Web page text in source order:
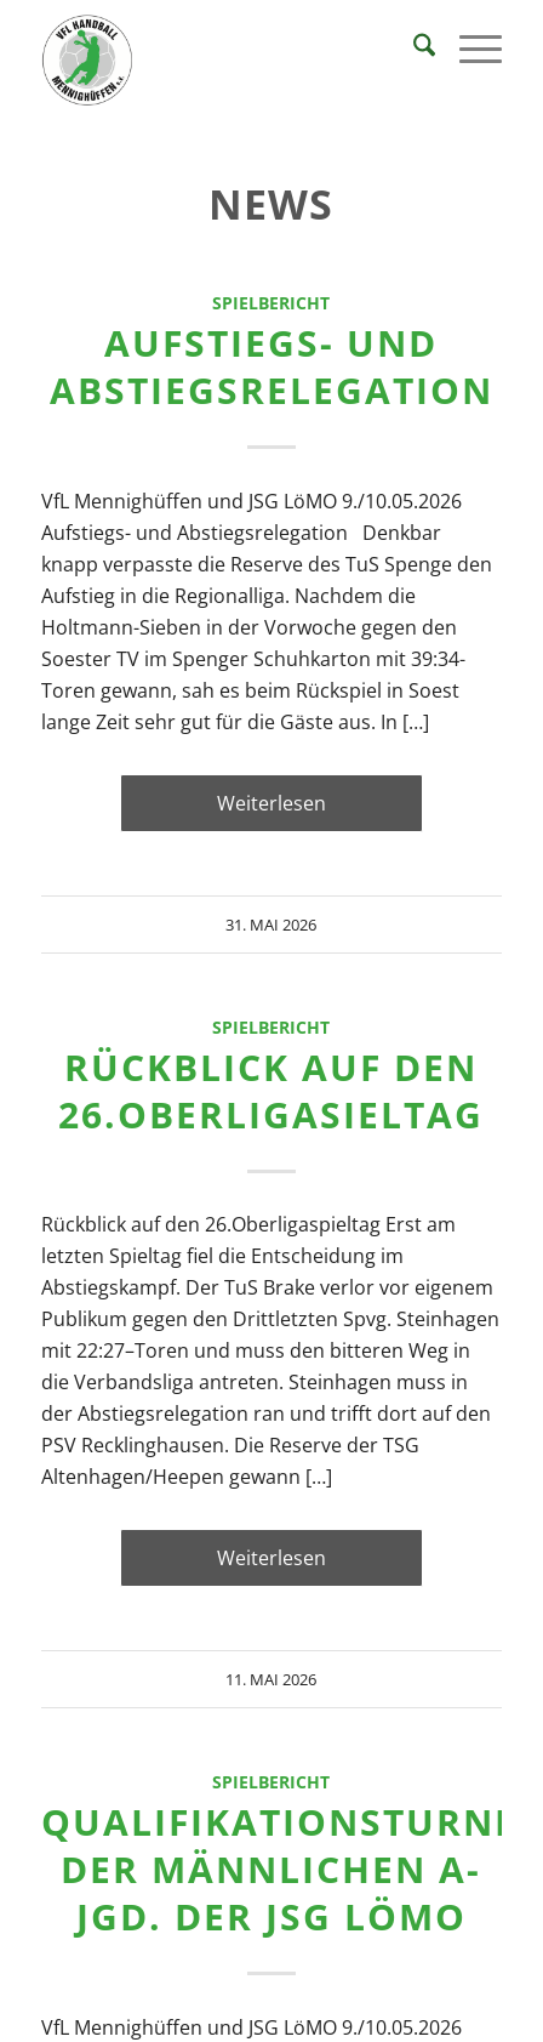
NEWS
SPIELBERICHT
AUFSTIEGS- UND
ABSTIEGSRELEGATION
VfL Mennighüffen und JSG LöMO 9./10.05.2026
Aufstiegs- und Abstiegsrelegation Denkbar
knapp verpasste die Reserve des TuS Spenge den
Aufstieg in die Regionalliga. Nachdem die
Holtmann-Sieben in der Vorwoche gegen den
Soester TV im Spenger Schuhkarton mit 39:34-
Toren gewann, sah es beim Rückspiel in Soest
lange Zeit sehr gut für die Gäste aus. In […]
Weiterlesen
31. MAI 2026
SPIELBERICHT
RÜCKBLICK AUF DEN
26.OBERLIGASIELTAG
Rückblick auf den 26.Oberligaspieltag Erst am
letzten Spieltag fiel die Entscheidung im
Abstiegskampf. Der TuS Brake verlor vor eigenem
Publikum gegen den Drittletzten Spvg. Steinhagen
mit 22:27–Toren und muss den bitteren Weg in
die Verbandsliga antreten. Steinhagen muss in
der Abstiegsrelegation ran und trifft dort auf den
PSV Recklinghausen. Die Reserve der TSG
Altenhagen/Heepen gewann […]
Weiterlesen
11. MAI 2026
SPIELBERICHT
DER MÄNNLICHEN A-
JGD. DER JSG LÖMO
VfL Mennighüffen und JSG LöMO 9./10.05.2026